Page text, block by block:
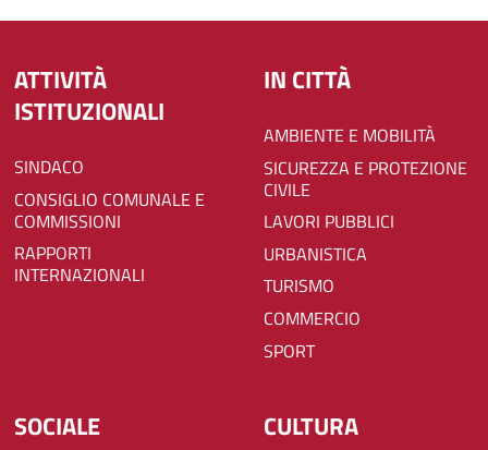
ATTIVITÀ
ISTITUZIONALI
SINDACO
CONSIGLIO COMUNALE E
COMMISSIONI
RAPPORTI
INTERNAZIONALI
IN CITTÀ
AMBIENTE E MOBILITÀ
SICUREZZA E PROTEZIONE
CIVILE
LAVORI PUBBLICI
URBANISTICA
TURISMO
COMMERCIO
SPORT
SOCIALE CULTURA